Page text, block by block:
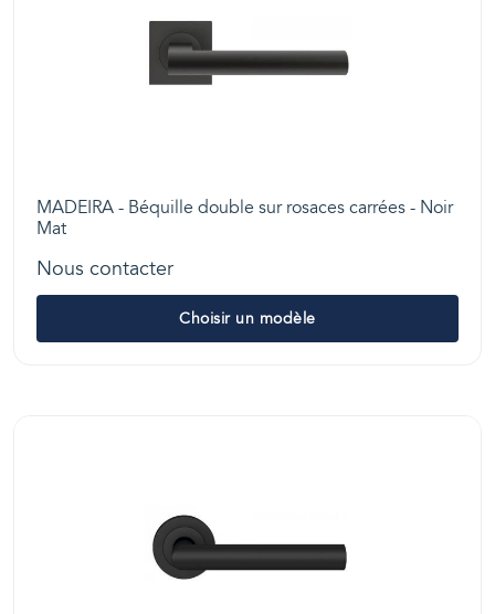
MADEIRA - Béquille double sur rosaces carrées - Noir
Mat
Nous contacter
Choisir un modèle